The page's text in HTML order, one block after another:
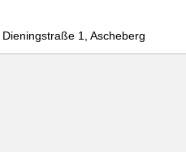
1, Ascheberg